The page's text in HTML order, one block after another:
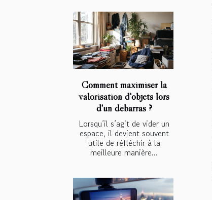
Comment maximiser la
valorisation d'objets lors
d'un débarras ?
Lorsqu’il s’agit de vider un
espace, il devient souvent
utile de réfléchir à la
meilleure manière...